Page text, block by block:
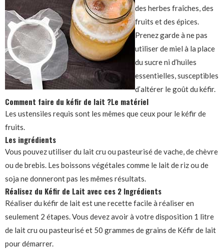
des herbes fraîches, des
fruits et des épices.
Prenez garde à ne pas
utiliser de miel à la place
du sucre ni d’huiles
essentielles, susceptibles
d’altérer le goût du kéfir.
Comment faire du kéfir de lait ?Le matériel
Les ustensiles requis sont les mêmes que ceux pour le kéfir de
fruits.
Les ingrédients
Vous pouvez utiliser du lait cru ou pasteurisé de vache, de chèvre
ou de brebis. Les boissons végétales comme le lait de riz ou de
soja ne donneront pas les mêmes résultats.
Réalisez du Kéfir de Lait avec ces 2 Ingrédients
Réaliser du kéfir de lait est une recette facile à réaliser en
seulement 2 étapes. Vous devez avoir à votre disposition 1 litre
de lait cru ou pasteurisé et 50 grammes de grains de Kéfir de lait
pour démarrer.